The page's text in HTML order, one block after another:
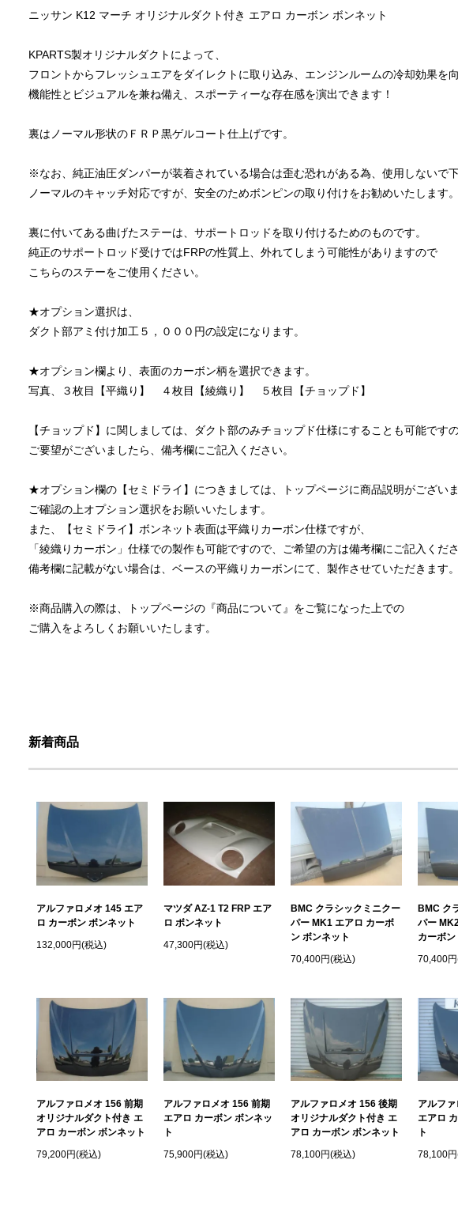
ニッサン K12 マーチ オリジナルダクト付き エアロ カーボン ボンネット
KPARTS製オリジナルダクトによって、
フロントからフレッシュエアをダイレクトに取り込み、エンジンルームの冷却効果を向
機能性とビジュアルを兼ね備え、スポーティーな存在感を演出できます！
裏はノーマル形状のＦＲＰ黒ゲルコート仕上げです。
※なお、純正油圧ダンパーが装着されている場合は歪む恐れがある為、使用しないで下
ノーマルのキャッチ対応ですが、安全のためボンピンの取り付けをお勧めいたします。
裏に付いてある曲げたステーは、サポートロッドを取り付けるためのものです。
純正のサポートロッド受けではFRPの性質上、外れてしまう可能性がありますので
こちらのステーをご使用ください。
★オプション選択は、
ダクト部アミ付け加工５，０００円の設定になります。
★オプション欄より、表面のカーボン柄を選択できます。
写真、３枚目【平織り】 ４枚目【綾織り】 ５枚目【チョップド】
【チョップド】に関しましては、ダクト部のみチョップド仕様にすることも可能ですの
ご要望がございましたら、備考欄にご記入ください。
★オプション欄の【セミドライ】につきましては、トップページに商品説明がございま
ご確認の上オプション選択をお願いいたします。
また、【セミドライ】ボンネット表面は平織りカーボン仕様ですが、
「綾織りカーボン」仕様での製作も可能ですので、ご希望の方は備考欄にご記入くださ
備考欄に記載がない場合は、ベースの平織りカーボンにて、製作させていただきます。
※商品購入の際は、トップページの『商品について』をご覧になった上での
ご購入をよろしくお願いいたします。
新着商品
アルファロメオ 145 エア
ロ カーボン ボンネット
132,000円(税込)
マツダ AZ-1 T2 FRP エア
ロ ボンネット
47,300円(税込)
BMC クラシックミニクー
パー MK1 エアロ カーボ
ン ボンネット
70,400円(税込)
BMC ク
パー
カーボン
70,400
アルファロメオ 156 前期
オリジナルダクト付き エ
アロ カーボン ボンネット
79,200円(税込)
アルファロメオ 156 前期
エアロ カーボン ボンネッ
ト
75,900円(税込)
アルファロメオ 156 後期
オリジナルダクト付き エ
アロ カーボン ボンネット
78,100円(税込)
アルフ
エアロ
ト
78,100